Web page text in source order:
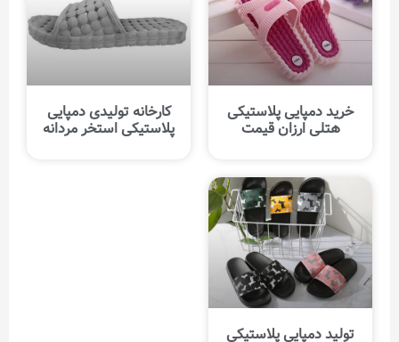
خرید دمپایی پلاستیکی
هتلی ارزان قیمت
کارخانه تولیدی دمپایی
پلاستیکی استخر مردانه
تولید دمپایی پلاستیکی